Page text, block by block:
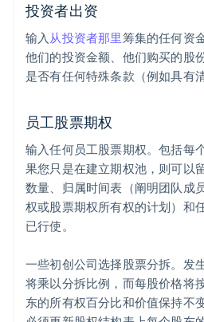
投资者出资
输入从投资者那里筹集的任何资
他们的投资金额、他们购买的股
是否有任何特殊条款（例如具有
员工股票期权
输入任何员工股票期权。包括每
果您只是在建立期权池，则可以
数量、归属时间表（阐明团队成
权或股票期权所有权的计划）和
已行使。
一些初创公司选择股票分拆。发
将乘以分拆比例，而每股价格将
东的所有权百分比和价值保持不